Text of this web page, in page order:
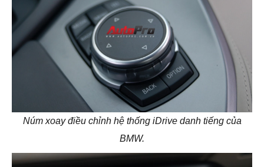
Núm xoay điều chỉnh hệ thống iDrive danh tiếng của
BMW.